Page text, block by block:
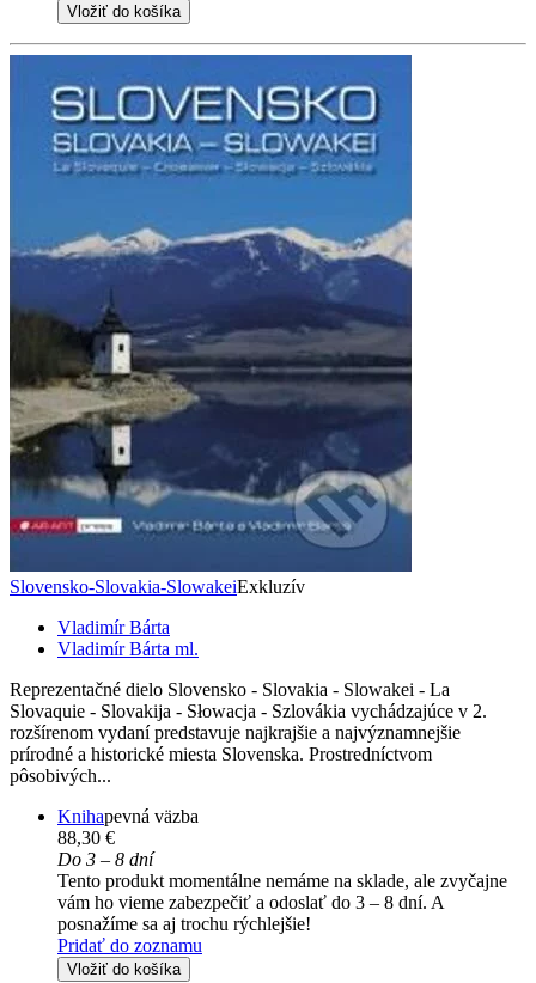
Vložiť do košíka
Slovensko-Slovakia-SlowakeiExkluzív
Vladimír Bárta
Vladimír Bárta ml.
Reprezentačné dielo Slovensko - Slovakia - Slowakei - La
Slovaquie - Slovakija - Słowacja - Szlovákia vychádzajúce v 2.
rozšírenom vydaní predstavuje najkrajšie a najvýznamnejšie
prírodné a historické miesta Slovenska. Prostredníctvom
pôsobivých...
Knihapevná väzba
88,30 €
Do 3 – 8 dní
Tento produkt momentálne nemáme na sklade, ale zvyčajne
vám ho vieme zabezpečiť a odoslať do 3 – 8 dní. A
posnažíme sa aj trochu rýchlejšie!
Pridať do zoznamu
Vložiť do košíka